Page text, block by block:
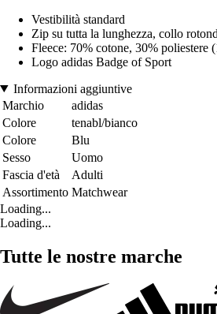
Vestibilità standard
Zip su tutta la lunghezza, collo
Fleece: 70% cotone, 30% poliestere
Logo adidas Badge of Sport
Informazioni aggiuntive
Marchio
adidas
Colore
tenabl/bianco
Colore
Blu
Sesso
Uomo
Fascia d'età
Adulti
Assortimento Matchwear
Loading...
Loading...
Tutte le nostre marche